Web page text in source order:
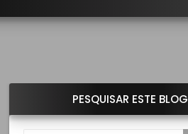
PESQUISAR ESTE BLOG